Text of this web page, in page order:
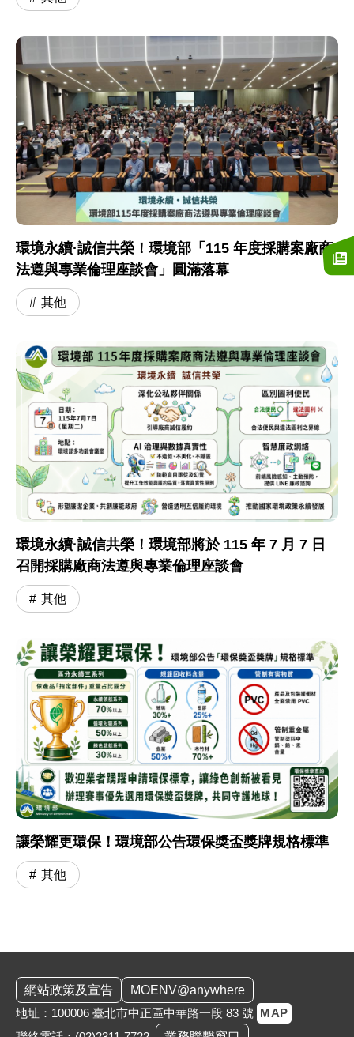
環境永續·誠信共榮！環境部「115 年度採購案廠商
法遵與專業倫理座談會」圓滿落幕
其他
環境永續·誠信共榮！環境部將於 115 年 7 月 7 日
召開採購廠商法遵與專業倫理座談會
其他
讓榮耀更環保！環境部公告環保獎盃獎牌規格標準
其他
網站政策及宣告
MOENV@anywhere
地址：100006 臺北市中正區中華路一段 83 號 MAP